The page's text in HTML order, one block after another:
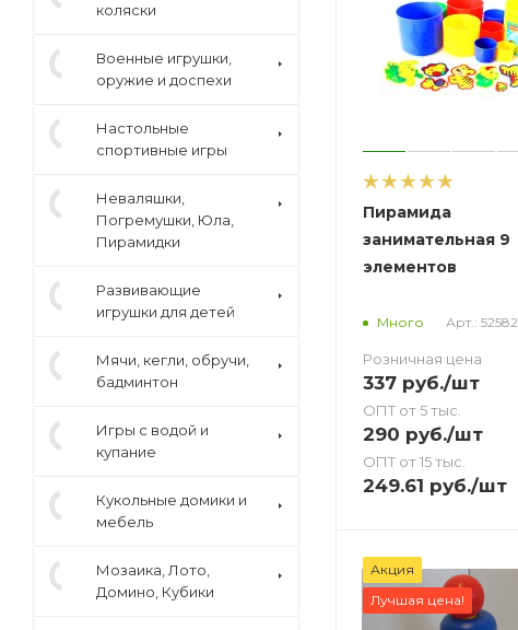
Пирамида
занимательная 9
элементов
Много Арт.: 52582
Розничная цена
337 руб./шт
ОПТ от 5 тыс.
290 руб./шт
ОПТ от 15 тыс.
249.61 руб./шт
Акция
Лучшая цена!
коляски
Военные игрушки,
оружие и доспехи
Настольные
спортивные игры
Неваляшки,
Погремушки, Юла,
Пирамидки
Развивающие
игрушки для детей
Мячи, кегли, обручи,
бадминтон
Игры с водой и
купание
Кукольные домики и
мебель
Мозаика, Лото,
Домино, Кубики